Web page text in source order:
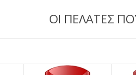
ΟΙ ΠΕΛΑΤΕΣ